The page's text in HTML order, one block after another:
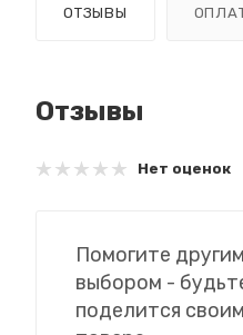
ОТЗЫВЫ
Отзывы
Нет оценок
Помогите
выбором -
поделится